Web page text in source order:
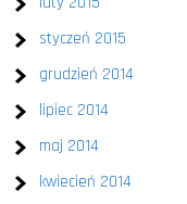
styczeń 2015
grudzień 2014
lipiec 2014
maj 2014
kwiecień 2014